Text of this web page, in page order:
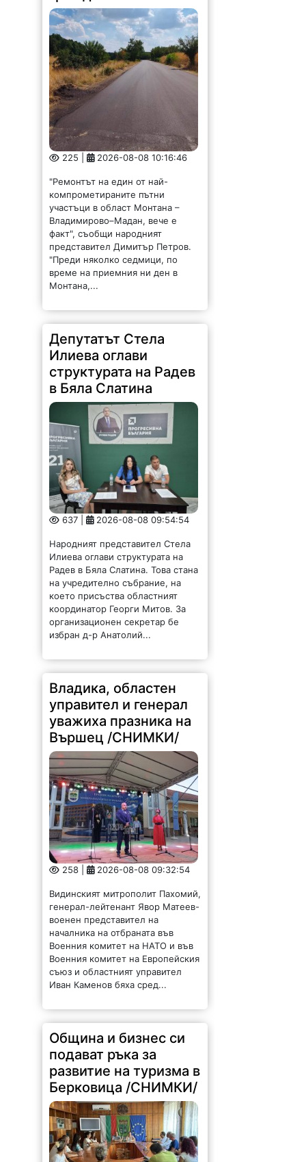
225 | 2026-08-08 10:16:46
"Ремонтът на един от най-
компрометираните пътни
участъци в област Монтана –
Владимирово–Мадан, вече е
факт", съобщи народният
представител Димитър Петров.
"Преди няколко седмици, по
време на приемния ни ден в
Монтана,...
Депутатът Стела
Илиева оглави
структурата на Радев
в Бяла Слатина
637 | 2026-08-08 09:54:54
Народният представител Стела
Илиева оглави структурата на
Радев в Бяла Слатина. Това стана
на учредително събрание, на
което присъства областният
координатор Георги Митов. За
организационен секретар бе
избран д-р Анатолий...
Владика, областен
управител и генерал
уважиха празника на
Вършец /СНИМКИ/
258 | 2026-08-08 09:32:54
Видинският митрополит Пахомий,
генерал-лейтенант Явор Матеев-
военен представител на
началника на отбраната във
Военния комитет на НАТО и във
Военния комитет на Европейския
съюз и областният управител
Иван Каменов бяха сред...
Община и бизнес си
подават ръка за
развитие на туризма в
Берковица /СНИМКИ/